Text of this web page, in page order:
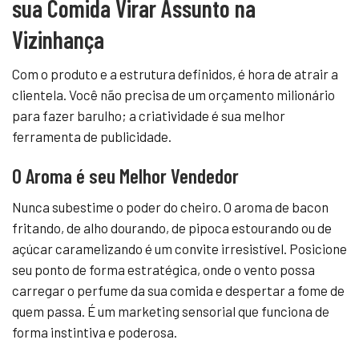
sua Comida Virar Assunto na
Vizinhança
Com o produto e a estrutura definidos, é hora de atrair a
clientela. Você não precisa de um orçamento milionário
para fazer barulho; a criatividade é sua melhor
ferramenta de publicidade.
O Aroma é seu Melhor Vendedor
Nunca subestime o poder do cheiro. O aroma de bacon
fritando, de alho dourando, de pipoca estourando ou de
açúcar caramelizando é um convite irresistível. Posicione
seu ponto de forma estratégica, onde o vento possa
carregar o perfume da sua comida e despertar a fome de
quem passa. É um marketing sensorial que funciona de
forma instintiva e poderosa.